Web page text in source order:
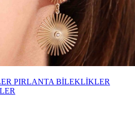
PIRLANTA BİLEKLİKLER